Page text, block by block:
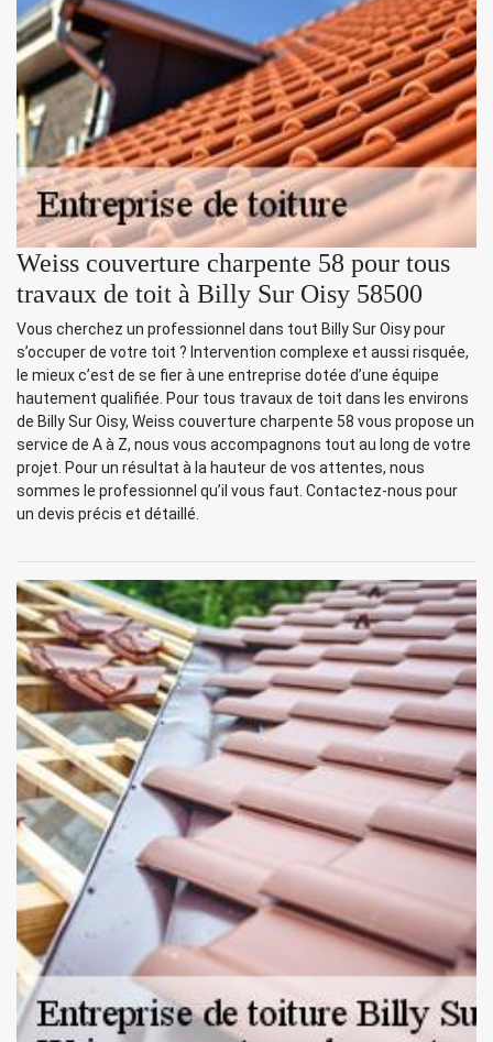
Weiss couverture charpente 58 pour tous
travaux de toit à Billy Sur Oisy 58500
Vous cherchez un professionnel dans tout Billy Sur Oisy pour
s’occuper de votre toit ? Intervention complexe et aussi risquée,
le mieux c’est de se fier à une entreprise dotée d’une équipe
hautement qualifiée. Pour tous travaux de toit dans les environs
de Billy Sur Oisy, Weiss couverture charpente 58 vous propose un
service de A à Z, nous vous accompagnons tout au long de votre
projet. Pour un résultat à la hauteur de vos attentes, nous
sommes le professionnel qu’il vous faut. Contactez-nous pour
un devis précis et détaillé.